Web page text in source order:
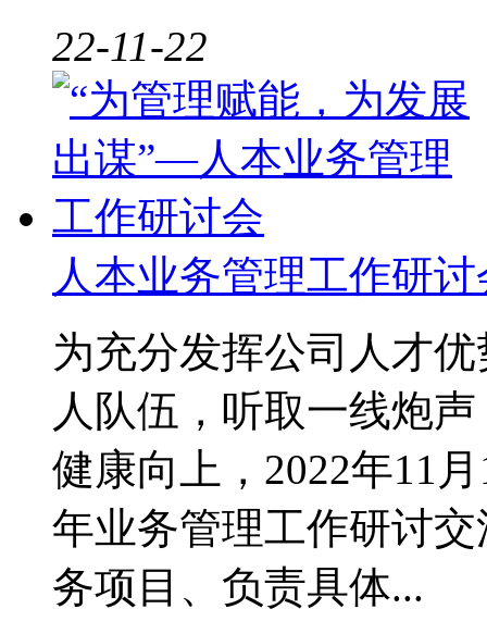
22-11-22
人本业务管理工作研讨
为充分发挥公司人才
人队伍，听取一线炮
健康向上，2022年11
年业务管理工作研讨
务项目、负责具体...